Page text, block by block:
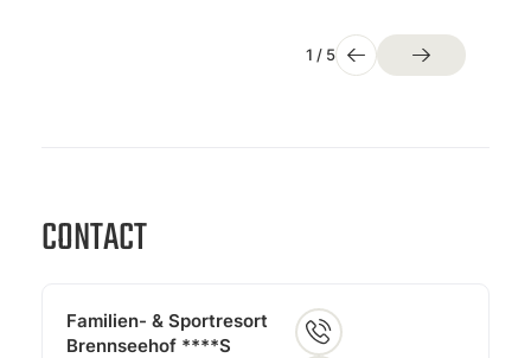
1 / 5
CONTACT
Familien- & Sportresort
Brennseehof ****S